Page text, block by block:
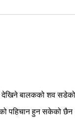
देखिने बालकको शव
पहिचान हुन सकेको